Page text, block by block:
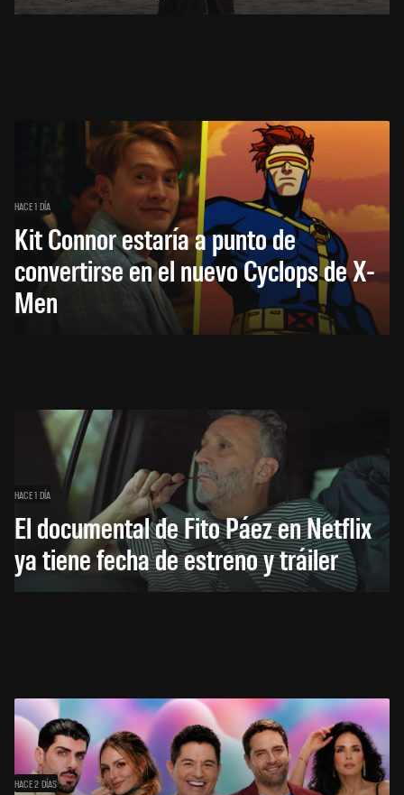
HACE 1 DÍA
Kit Connor estaría a punto de
convertirse en el nuevo Cyclops de X-
Men
HACE 1 DÍA
El documental de Fito Páez en Netflix
ya tiene fecha de estreno y tráiler
HACE 2 DÍAS